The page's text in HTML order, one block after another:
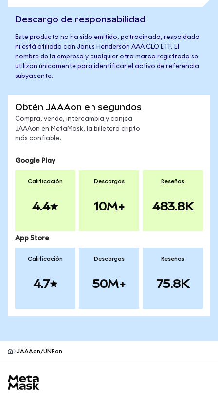
Descargo de responsabilidad
Este producto no ha sido emitido, patrocinado, respaldado
ni está afiliado con Janus Henderson AAA CLO ETF. El
nombre de la empresa y cualquier otra marca registrada se
utilizan únicamente para identificar el activo de referencia
subyacente.
Obtén JAAAon en segundos
Compra, vende, intercambia y canjea
JAAAon en MetaMask, la billetera cripto
más confiable.
Google Play
Calificación
4.4
Descargas
10M+
Reseñas
483.8K
App Store
Calificación
4.7
Descargas
50M+
Reseñas
75.8K
JAAAon/UNPon